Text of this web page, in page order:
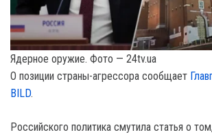
Ядерное оружие. Фото — 24tv.ua
О позиции страны-агрессора сообщает
BILD.
Российского политика смутила статья о